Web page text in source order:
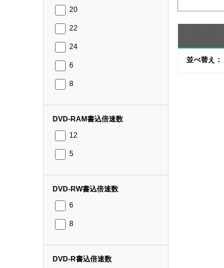
20
22
24
6
8
DVD-RAM書込倍速数
12
5
DVD-RW書込倍速数
6
8
DVD-R書込倍速数
並べ替え：